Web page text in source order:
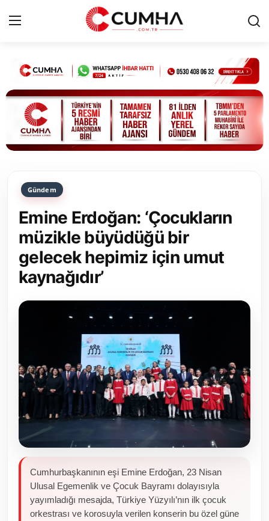
Kurumsal
Cumhurbaşkanlığı
Bakanlıklar
Siyasi Partiler
Yerel Yönetimler
Mülki İdare
Toplum ve Yaşam
Sivil Toplum Kuruluşları
Kamu Kurumları ve Üst Kurullar
Resmi Reklamlar
Gündem
Emine Erdoğan: ‘Çocukların
müzikle büyüdüğü bir
gelecek hepimiz için umut
kaynağıdır’
Cumhurbaşkanının eşi Emine Erdoğan, 23 Nisan
Ulusal Egemenlik ve Çocuk Bayramı dolayısıyla
yayımladığı mesajda, Türkiye Yüzyılı’nın ilk çocuk
orkestrası ve korosuyla verilen konserin bu özel güne